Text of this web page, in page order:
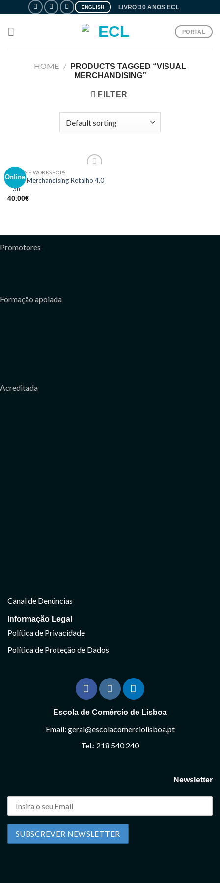
content
ENGLISH LIVRO 30 ANOS ECL
PORTAL
HOME /
PRODUCTS TAGGED “VISUAL
MERCHANDISING”
FILTER
Online
Adicionar
aos meus
CURSOS E WORKSHOPS
Visual Merchandising Retalho 4.0
– 3h
40.00€
Promotores
Formação apoiada
Acreditada
Canal de Denúncias
Informação Legal
Política de Privacidade
Política de Proteção de Dados
Escola de Comércio de Lisboa
Email: geral@escolacomerciolisboa.pt
Tel.: 218 540 240
Newsletter